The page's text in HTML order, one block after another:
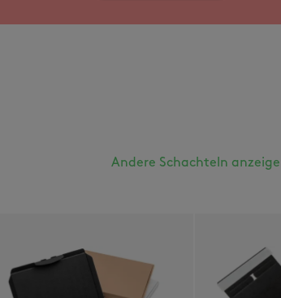
Andere Schachteln